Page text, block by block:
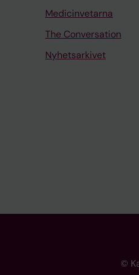
Medicinvetarna
The Conversation
Nyhetsarkivet
©